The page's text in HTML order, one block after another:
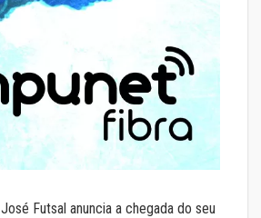
Futsal anuncia a chegada do seu